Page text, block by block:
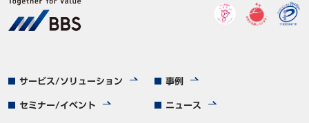
サービス/ソリューション 事例
セミナー/イベント ニュース